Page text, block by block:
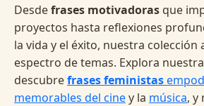
Desdefrases motivadoras que
proyectos hasta reflexiones
la vida y el éxito, nuestra colección
espectro de temas. Explora
descubrefrases feministas
memorables del ciney la música, y